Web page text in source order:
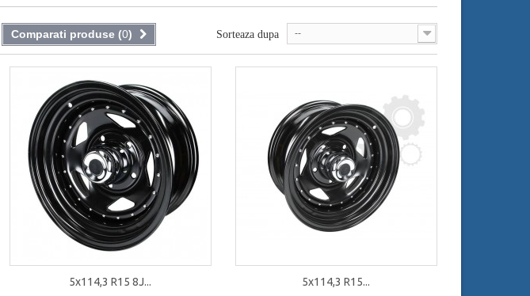
Sorteaza dupa --
Comparati produse (0)
5x114,3 R15 8J... 5x114,3 R15...